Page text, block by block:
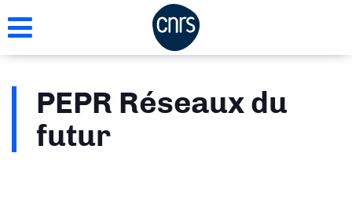
au
PEPR Réseaux du
futur